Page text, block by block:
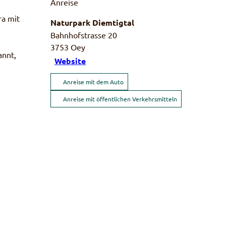
mit
Naturpark Diemtigtal
Bahnhofstrasse 20
3753 Oey
Website
Anreise mit dem Auto
Anreise mit öffentlichen Verkehrsmitteln